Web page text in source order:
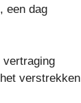
een dag
vertraging
verstrekken